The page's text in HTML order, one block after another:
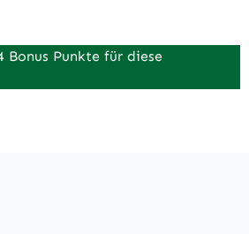
Bonus Punkte für diese